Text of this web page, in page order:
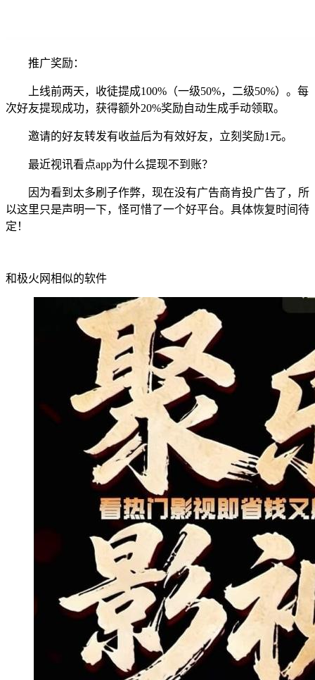
推广奖励：
上线前两天，收徒提成100%（一级50%，二级50%）。每
次好友提现成功，获得额外20%奖励自动生成手动领取。
邀请的好友转发有收益后为有效好友，立刻奖励1元。
最近视讯看点app为什么提现不到账？
因为看到太多刷子作弊，现在没有广告商肯投广告了，所
以这里只是声明一下，怪可惜了一个好平台。具体恢复时间待
定！
和极火网相似的软件